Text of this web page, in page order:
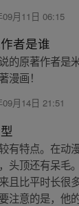
09月11日 06:15
者是谁
的原著作者是
漫画！
月14日 21:51
有特点。在动
头顶还有呆毛
且比平时长很
注意的是，他